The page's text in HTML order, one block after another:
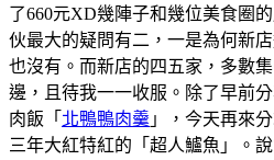
了660元XD幾陣子和幾位美食圈
伙最大的疑問有二，一是為何新
也沒有。而新店的四五家，多數
邊，且待我一一收服。除了早前
肉飯「 北鴨鴨肉羹 」，今天再來
三年大紅特紅的「超人鱸魚」。